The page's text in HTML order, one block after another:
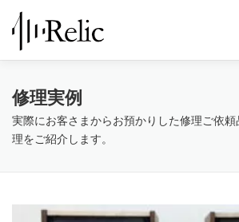
ン
レリックについて
STORE お知らせ
修理実例
実際にお客さまからお預かりした修理ご依
理をご紹介します。